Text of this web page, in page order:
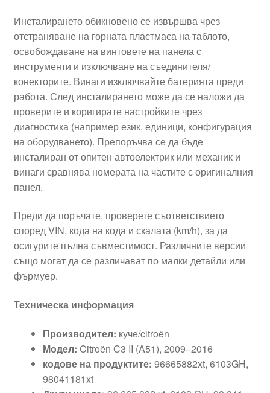
Инсталирането обикновено се извършва чрез
отстраняване на горната пластмаса на таблото,
освобождаване на винтовете на панела с
инструменти и изключване на съединителя/
конекторите. Винаги изключвайте батерията преди
работа. След инсталирането може да се наложи да
проверите и коригирате настройките чрез
диагностика (например език, единици, конфигурация
на оборудването). Препоръчва се да бъде
инсталиран от опитен автоелектрик или механик и
винаги сравнява номерата на частите с оригиналния
панел.
Преди да поръчате, проверете съответствието
според VIN, кода на кода и скалата (km/h), за да
осигурите пълна съвместимост. Различните версии
също могат да се различават по малки детайли или
фърмуер.
Техническа информация
Производител: куче/citroën
Модел: Citroën C3 II (A51), 2009–2016
кодове на продуктите: 96665882xt, 6103GH,
98041181xt